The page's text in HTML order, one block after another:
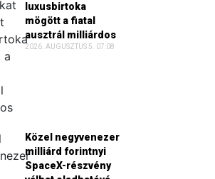
luxusbirtoka
mögött a fiatal
ausztrál milliárdos
2026. AUGUSZTUS 5. 07:08
Közel negyvenezer
milliárd forintnyi
SpaceX-részvény